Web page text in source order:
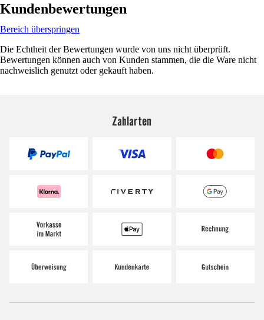
Kundenbewertungen
Bereich überspringen
Die Echtheit der Bewertungen wurde von uns nicht überprüft.
Bewertungen können auch von Kunden stammen, die die Ware nicht
nachweislich genutzt oder gekauft haben.
Zahlarten